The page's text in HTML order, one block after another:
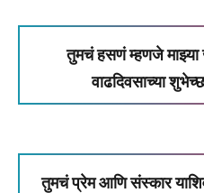
तुमचं हसणं म्हणजे माझ्या
वाढदिवसाच्या
तुमचं प्रेम आणि संस्कार